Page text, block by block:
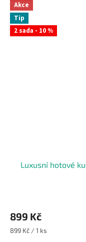
Akce
Tip
2 sada - 10 %
Luxusní hotové
produktu
je
5,0
899 Kč
Měrná
899 Kč / 1 ks